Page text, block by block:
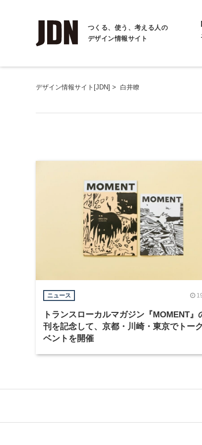
つくる、使う、考える人の
デザイン情報サイト
デザイン情報サイト[JDN] > 白井瞭
ニュース
トランスローカルマガジン『MOMENT』
刊を記念して、京都・川崎・東京でトー
ベントを開催